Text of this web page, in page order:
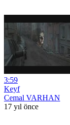
3:59
Keyf
Cemal VARHAN
17 yıl önce